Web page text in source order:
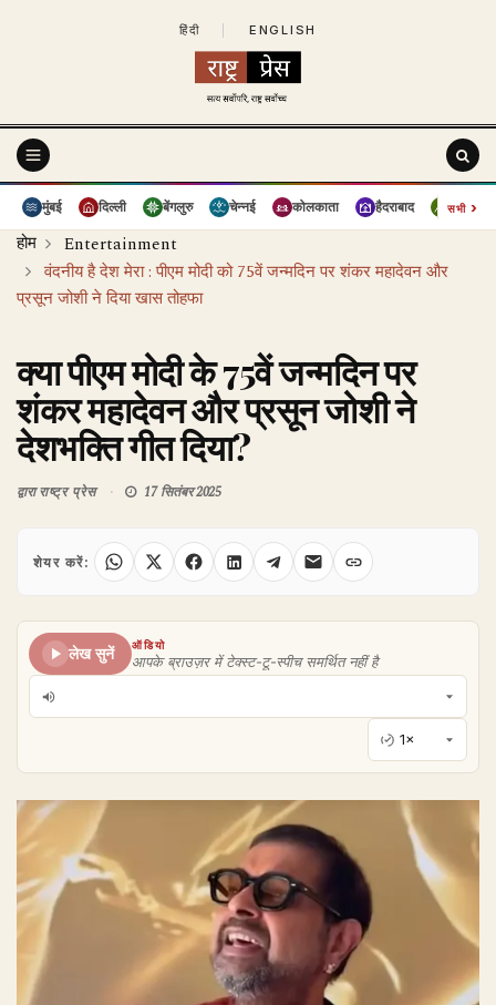
हिंदी ENGLISH
मुंबई दिल्ली बेंगलुरु चेन्नई कोलकाता हैदराबाद पुणे
सभी›
होम
Entertainment
वंदनीय है देश मेरा : पीएम मोदी को 75वें जन्मदिन पर शंकर महादेवन और
प्रसून जोशी ने दिया खास तोहफा
क्या पीएम मोदी के 75वें जन्मदिन पर
शंकर महादेवन और प्रसून जोशी ने
देशभक्ति गीत दिया?
द्वाराराष्ट्र प्रेस 17 सितंबर 2025
शेयर करें:
लेख सुनें
ऑडियो
आपके ब्राउज़र में टेक्स्ट-टू-स्पीच समर्थित नहीं है